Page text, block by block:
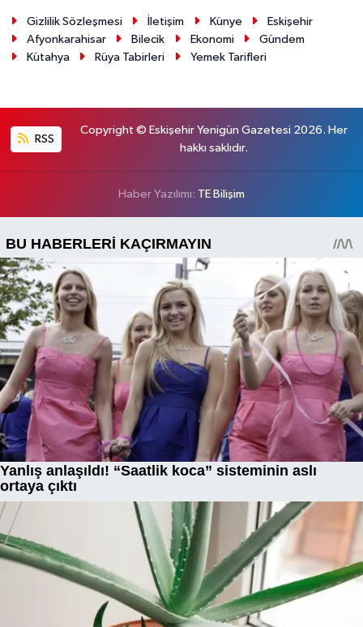
Gizlilik Sözleşmesi İletişim Künye
Eskişehir
Afyonkarahisar
Bilecik Ekonomi
Gündem
Kütahya
Rüya Tabirleri Yemek Tarifleri
RSS
Copyright © Eskişehir Yenigün Gazetesi 2026. Her
hakkı saklıdır.
Haber Yazılımı: TE Bilişim